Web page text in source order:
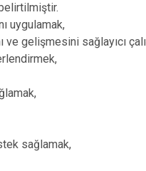
uygulamak,
gelişmesini sağlayıcı
sağlamak,